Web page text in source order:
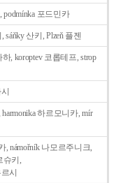
podmínka 포드민카
sáňky 산키, Plzeň 플젠
하, koroptev 코롭테프, strop
harmonika 하르모니카, mír
, námořník 나모르주니크,
슈키,
시